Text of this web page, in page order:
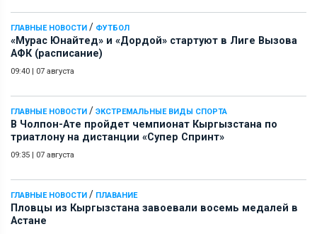
ГЛАВНЫЕ НОВОСТИ / ФУТБОЛ
«Мурас Юнайтед» и «Дордой» стартуют в Лиге Вызова
АФК (расписание)
09:40 | 07 августа
ГЛАВНЫЕ НОВОСТИ / ЭКСТРЕМАЛЬНЫЕ ВИДЫ СПОРТА
В Чолпон-Ате пройдет чемпионат Кыргызстана по
триатлону на дистанции «Супер Спринт»
09:35 | 07 августа
ГЛАВНЫЕ НОВОСТИ / ПЛАВАНИЕ
Пловцы из Кыргызстана завоевали восемь медалей в
Астане